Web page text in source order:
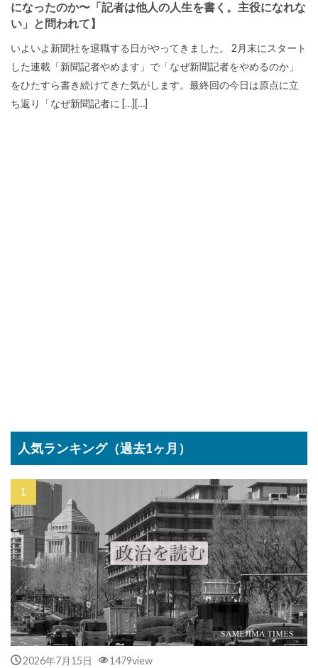
になったのか〜「記者は他人の人生を書く。主役になれな
い」と問われて】
いよいよ新聞社を退職する日がやってきました。 2月末にスタート
した連載「新聞記者やめます」で「なぜ新聞記者をやめるのか」
をひたすら書き続けてきた気がします。最終回の今日は原点に立
ち返り「なぜ新聞記者に […][…]
人気ランキング（過去1ヶ月）
2026年7月15日 1479view